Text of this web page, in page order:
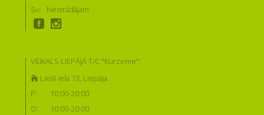
Sv:
Nestrādājam
VEIKALS LIEPĀJĀ T/C "Kurzeme":
Lielā iela 13, Liepāja
P:
10:00-20:00
O:
10:00-20:00